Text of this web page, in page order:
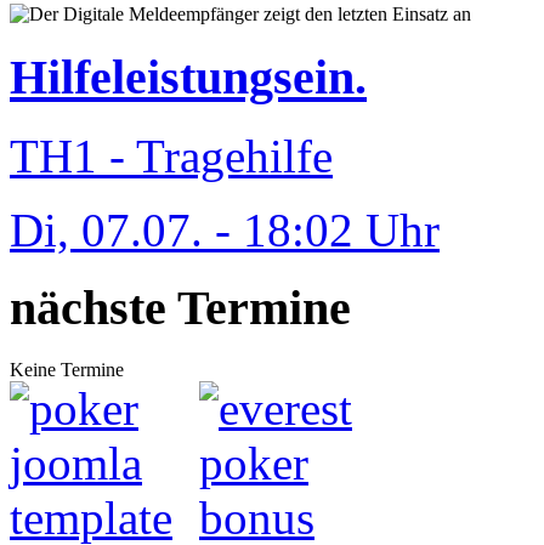
Hilfeleistungsein.
TH1 - Tragehilfe
Di, 07.07. - 18:02 Uhr
nächste Termine
Keine Termine